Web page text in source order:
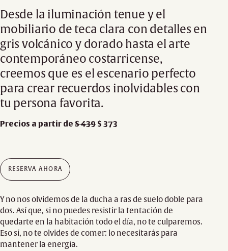
Desde la iluminación tenue y el
mobiliario de teca clara con detalles en
gris volcánico y dorado hasta el arte
contemporáneo costarricense,
creemos que es el escenario perfecto
para crear recuerdos inolvidables con
tu persona favorita.
Precios a partir de $ 439 $ 373
RESERVA AHORA
Y no nos olvidemos de la ducha a ras de suelo doble para
dos. Así que, si no puedes resistir la tentación de
quedarte en la habitación todo el día, no te culparemos.
Eso sí, no te olvides de comer: lo necesitarás para
mantener la energía.